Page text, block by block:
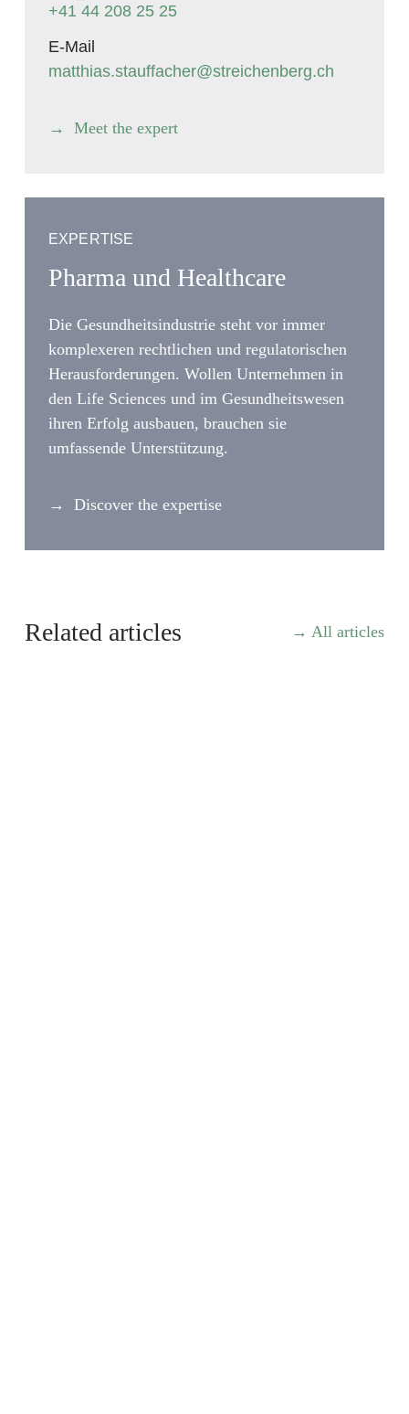
+41 44 208 25 25
E-Mail
matthias.stauffacher@streichenberg.ch
Meet the expert
EXPERTISE
Pharma und Healthcare
Die Gesundheitsindustrie steht vor immer
komplexeren rechtlichen und regulatorischen
Herausforderungen. Wollen Unternehmen in
den Life Sciences und im Gesundheitswesen
ihren Erfolg ausbauen, brauchen sie
umfassende Unterstützung.
Discover the expertise
Related articles All articles